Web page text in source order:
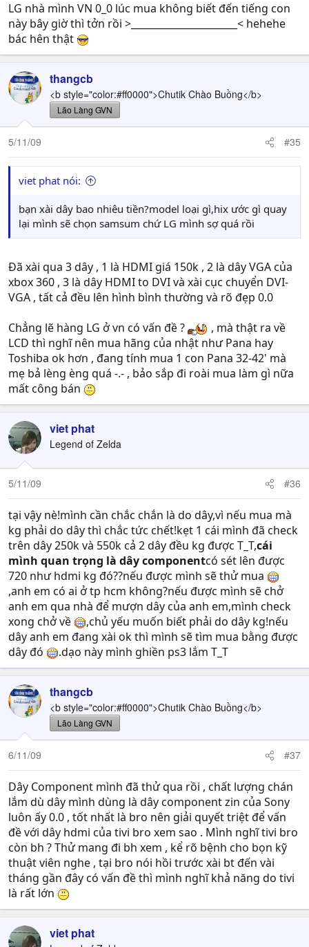
LG nhà mình VN 0_0 lúc mua không biết đến tiếng con
này bây giờ thì tởn rồi >______________________< hehehe
bác hên thật
thangcb
<b style="color:#ff0000">Chutik Chào Buồng</b>
Lão Làng GVN
5/11/09 #35
viet phat nói:
bạn xài dây bao nhiêu tiền?model loại gì,hix ước gì quay
lại mình sẽ chọn samsum chứ LG mình sợ quá rồi
Đã xài qua 3 dây , 1 là HDMI giá 150k , 2 là dây VGA của
xbox 360 , 3 là dây HDMI to DVI và xài cục chuyển DVI-
VGA , tất cả đều lên hình bình thường và rõ đẹp 0.0
Chẳng lẽ hàng LG ở vn có vấn đề ?
, mà thật ra về
LCD thì nghĩ nên mua hãng của nhật như Pana hay
Toshiba ok hơn , đang tính mua 1 con Pana 32-42' mà
mẹ bả lèng èng quá -.- , bảo sắp đi roài mua làm gì nữa
mất công bán
viet phat
Legend of Zelda
5/11/09 #36
tại vậy nè!mình cần chắc chắn là do dây,vì nếu mua mà
kg phải do dây thì chắc tức chết!kẹt 1 cái mình đã check
trên dây 250k và 550k cả 2 dây đều kg được T_T,cái
mình quan trọng là dây componentcó sét lên được
720 như hdmi kg đó??nếu được mình sẽ thử mua
,anh em có ai ở tp hcm không?nếu được mình sẽ chở
anh em qua nhà để mượn dây của anh em,mình check
xong chở về
,chủ yếu muốn biết phải do dây kg!nếu
dây anh em đang xài ok thì mình sẽ tìm mua bằng được
dây đó
.dạo này mình ghiền ps3 lắm T_T
thangcb
<b style="color:#ff0000">Chutik Chào Buồng</b>
Lão Làng GVN
6/11/09 #37
Dây Component mình đã thử qua rồi , chất lượng chán
lắm dù dây mình dùng là dây component zin của Sony
luôn ấy 0.0 , tốt nhất là bro nên giải quyết triệt để vấn
đề với dây hdmi của tivi bro xem sao . Mình nghĩ tivi bro
còn bh ? Thử mang đi bh xem , kể rõ bệnh cho bọn kỹ
thuật viên nghe , tại bro nói hồi trước xài bt đến vài
tháng gần đây có vấn đề thì mình nghĩ khả năng do tivi
là rất lớn
viet phat